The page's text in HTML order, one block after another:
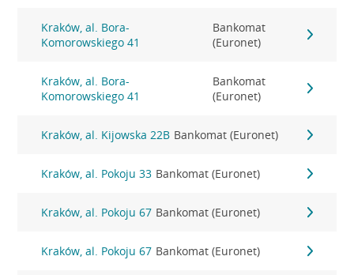
Kraków, al. Bora-
Komorowskiego 41
Bankomat
(Euronet)
Kraków, al. Bora-
Komorowskiego 41
Bankomat
(Euronet)
Kraków, al. Kijowska 22B Bankomat (Euronet)
Kraków, al. Pokoju 33 Bankomat (Euronet)
Kraków, al. Pokoju 67 Bankomat (Euronet)
Kraków, al. Pokoju 67 Bankomat (Euronet)